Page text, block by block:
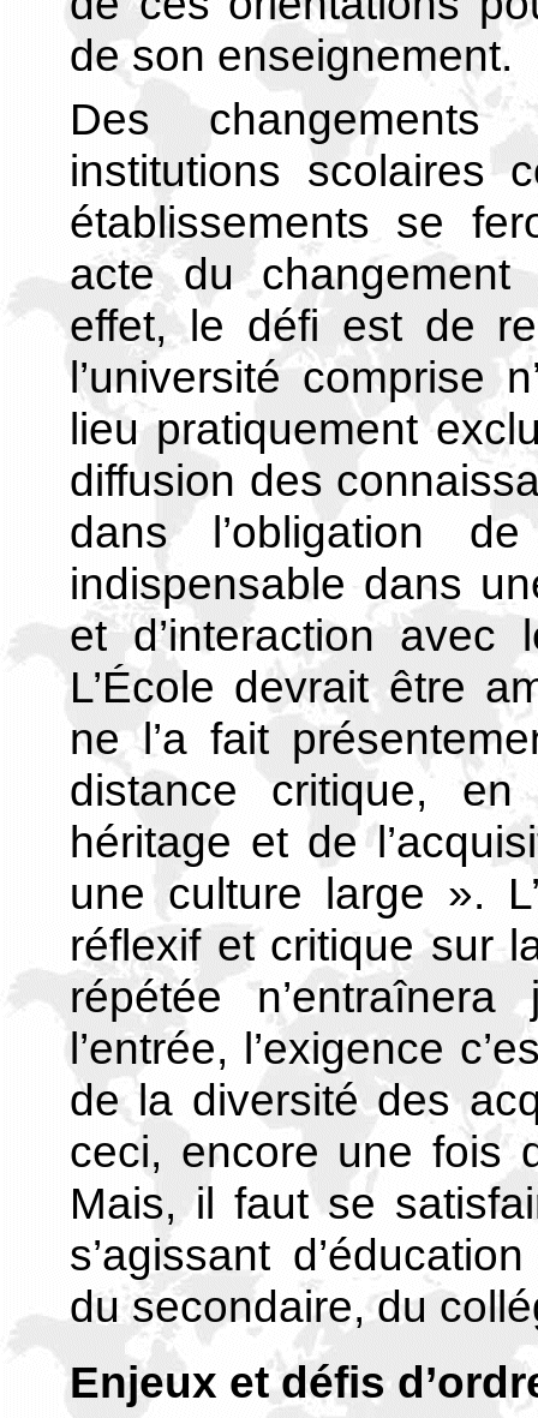
de son enseignement.
Des changements
institutions scolaires
établissements se
acte du
effet, le défi est de
l’université comprise
lieu pratiquement
diffusion des
dans l’obligation
indispensable dans
et d’interaction avec
L’École devrait être
ne l’a fait
distance critique, en
héritage et de
une culture large ».
réflexif et critique sur
répétée
l’entrée, l’exigence
de la diversité des
ceci, encore une fois
Mais, il faut se
s’agissant
du secondaire, du
Enjeux et défis